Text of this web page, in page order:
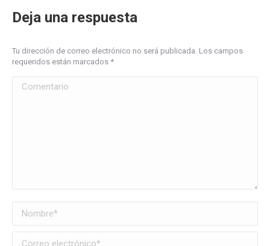
Deja una respuesta
Tu dirección de correo electrónico no será publicada. Los campos
requeridos están marcados *
Comentario
Nombre *
Correo electrónico *